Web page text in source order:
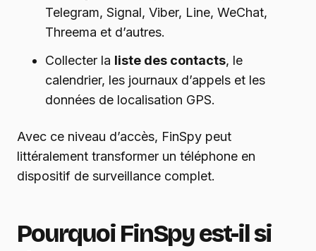
Telegram, Signal, Viber, Line, WeChat,
Threema et d’autres.
Collecter la liste des contacts, le
calendrier, les journaux d’appels et les
données de localisation GPS.
Avec ce niveau d’accès, FinSpy peut
littéralement transformer un téléphone en
dispositif de surveillance complet.
Pourquoi FinSpy est-il si